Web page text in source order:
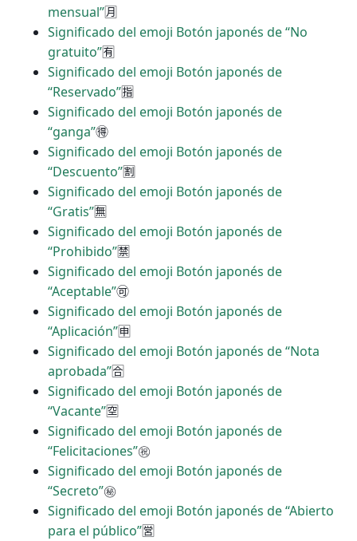
mensual”🈷
Significado del emoji Botón japonés de “No
gratuito”🈶
Significado del emoji Botón japonés de
“Reservado”🈯
Significado del emoji Botón japonés de
“ganga”🉐
Significado del emoji Botón japonés de
“Descuento”🈹
Significado del emoji Botón japonés de
“Gratis”🈚
Significado del emoji Botón japonés de
“Prohibido”🈲
Significado del emoji Botón japonés de
“Aceptable”🉑
Significado del emoji Botón japonés de
“Aplicación”🈸
Significado del emoji Botón japonés de “Nota
aprobada”🈴
Significado del emoji Botón japonés de
“Vacante”🈳
Significado del emoji Botón japonés de
“Felicitaciones”㊗
Significado del emoji Botón japonés de
“Secreto”㊙
Significado del emoji Botón japonés de “Abierto
para el público”🈺